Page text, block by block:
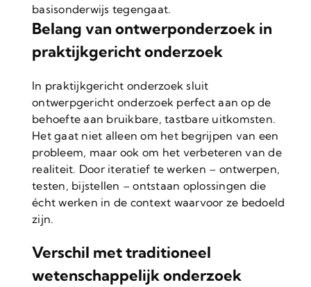
basisonderwijs tegengaat.
Belang van ontwerponderzoek in
praktijkgericht onderzoek
In praktijkgericht onderzoek sluit
ontwerpgericht onderzoek perfect aan op de
behoefte aan bruikbare, tastbare uitkomsten.
Het gaat niet alleen om het begrijpen van een
probleem, maar ook om het verbeteren van de
realiteit. Door iteratief te werken – ontwerpen,
testen, bijstellen – ontstaan oplossingen die
écht werken in de context waarvoor ze bedoeld
zijn.
Verschil met traditioneel
wetenschappelijk onderzoek